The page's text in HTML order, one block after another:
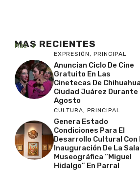
MAS RECIENTES
Más
EXPRESIÓN, PRINCIPAL
Anuncian Ciclo De Cine
Gratuito En Las
Cinetecas De
Ciudad Juárez Durante
Agosto
CULTURA, PRINCIPAL
Genera Estado
Condiciones Para El
Desarrollo Cultural Con
Inauguración De La Sala
Museográfica “Miguel
Hidalgo” En Parral